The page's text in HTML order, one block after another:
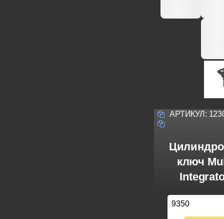
АРТИКУЛ:
ключ
9350